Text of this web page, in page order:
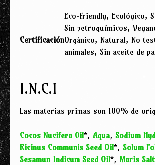
Certificación
Eco-friendly, Ecológico,
Sin petroquímicos,
Orgánico, Natural, No
animales, Sin aceite de
I.N.C.I
Las materias primas son 100% de
Cocos Nucifera Oil*, Aqua, Sodium
Ricinus Communis Seed Oil*, Solum
Sesamun Indicum Seed Oil*, Maris Salt